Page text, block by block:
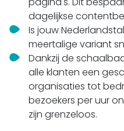
dagelijkse
Is jouw
meertalige variant
Dankzij de
alle klanten een
organisaties tot
bezoekers per uur
zijn grenzeloos.